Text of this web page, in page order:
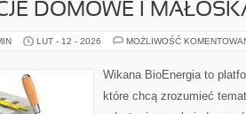
DOMOWE I
LUT - 12 - 2026 MOŻLIWOŚĆ
Wikana BioEnergia to
które chcą zrozumieć